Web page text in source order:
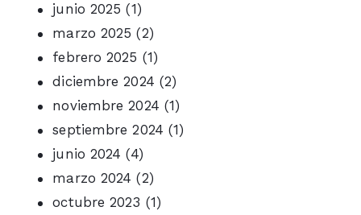
junio 2025 (1)
marzo 2025 (2)
febrero 2025 (1)
diciembre 2024 (2)
noviembre 2024 (1)
septiembre 2024 (1)
junio 2024 (4)
marzo 2024 (2)
octubre 2023 (1)